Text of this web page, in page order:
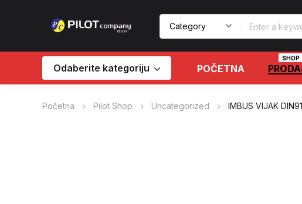
Odaberite kategoriju POČETNA
SHOP
Početna Pilot Shop Uncategorized IMBUS VIJAK